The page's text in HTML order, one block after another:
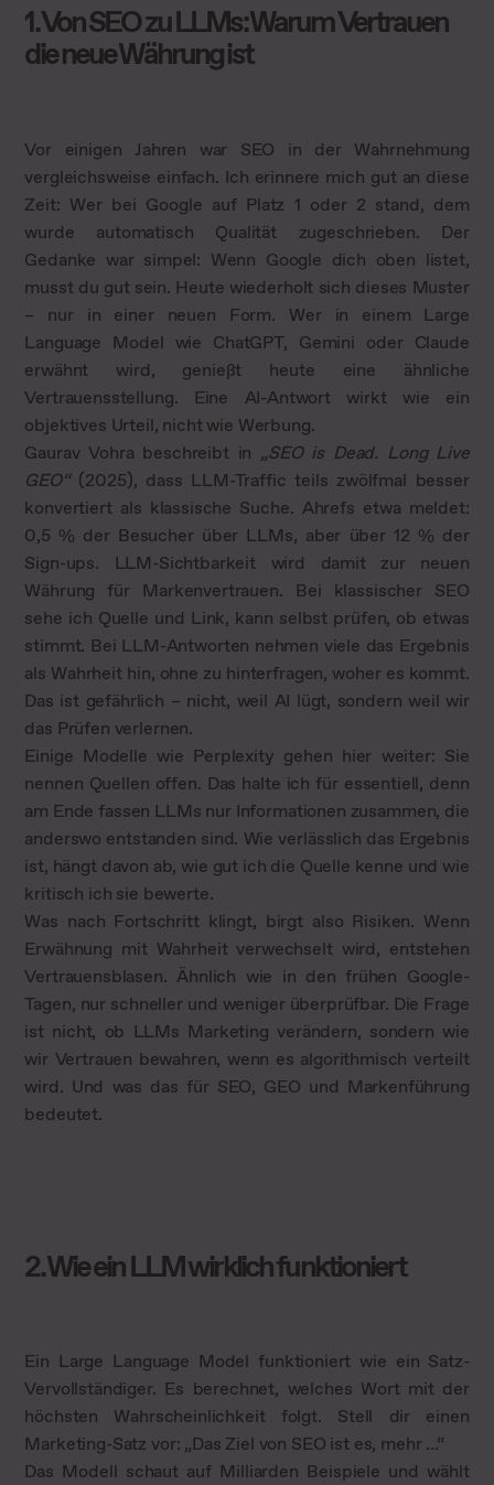
1. Von SEO zu LLMs: Warum Vertrauen
die neue Währung ist
Vor einigen Jahren war SEO in der Wahrnehmung
vergleichsweise einfach. Ich erinnere mich gut an diese
Zeit: Wer bei Google auf Platz 1 oder 2 stand, dem
wurde automatisch Qualität zugeschrieben. Der
Gedanke war simpel: Wenn Google dich oben listet,
musst du gut sein. Heute wiederholt sich dieses Muster
– nur in einer neuen Form. Wer in einem Large
Language Model wie ChatGPT, Gemini oder Claude
erwähnt wird, genießt heute eine ähnliche
Vertrauensstellung. Eine AI-Antwort wirkt wie ein
objektives Urteil, nicht wie Werbung.
Gaurav Vohra beschreibt in „SEO is Dead. Long Live
GEO“(2025), dass LLM-Traffic teils zwölfmal besser
konvertiert als klassische Suche. Ahrefs etwa meldet:
0,5 % der Besucher über LLMs, aber über 12 % der
Sign-ups. LLM-Sichtbarkeit wird damit zur neuen
Währung für Markenvertrauen. Bei klassischer SEO
sehe ich Quelle und Link, kann selbst prüfen, ob etwas
stimmt. Bei LLM-Antworten nehmen viele das Ergebnis
als Wahrheit hin, ohne zu hinterfragen, woher es kommt.
Das ist gefährlich – nicht, weil AI lügt, sondern weil wir
das Prüfen verlernen.
Einige Modelle wie Perplexity gehen hier weiter: Sie
nennen Quellen offen. Das halte ich für essentiell, denn
am Ende fassen LLMs nur Informationen zusammen, die
anderswo entstanden sind. Wie verlässlich das Ergebnis
ist, hängt davon ab, wie gut ich die Quelle kenne und wie
kritisch ich sie bewerte.
Was nach Fortschritt klingt, birgt also Risiken. Wenn
Erwähnung mit Wahrheit verwechselt wird, entstehen
Vertrauensblasen. Ähnlich wie in den frühen Google-
Tagen, nur schneller und weniger überprüfbar. Die Frage
ist nicht, ob LLMs Marketing verändern, sondern wie
wir Vertrauen bewahren, wenn es algorithmisch verteilt
wird. Und was das für SEO, GEO und Markenführung
bedeutet.
2. Wie ein LLM wirklich funktioniert
Ein Large Language Model funktioniert wie ein Satz-
Vervollständiger. Es berechnet, welches Wort mit der
höchsten Wahrscheinlichkeit folgt. Stell dir einen
Marketing-Satz vor: „Das Ziel von SEO ist es, mehr …“
Das Modell schaut auf Milliarden Beispiele und wählt